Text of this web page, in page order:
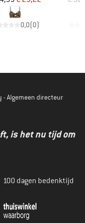
0,0(0)
- Algemeen directeur
is het nu tijd om
100 dagen bedenktijd